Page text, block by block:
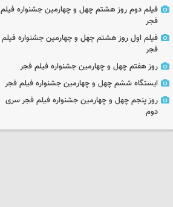
فیلم دوم روز هشتم چهل و چهارمین جشنواره فیلم
فجر
فیلم اول روز هشتم چهل و چهارمین جشنواره فیلم
فجر
روز هفتم چهل و چهارمین جشنواره فیلم فجر
ایستگاه ششم چهل و چهارمین جشنواره فیلم فجر
روز پنجم چهل و چهارمین جشنواره فیلم فجر سری
دوم